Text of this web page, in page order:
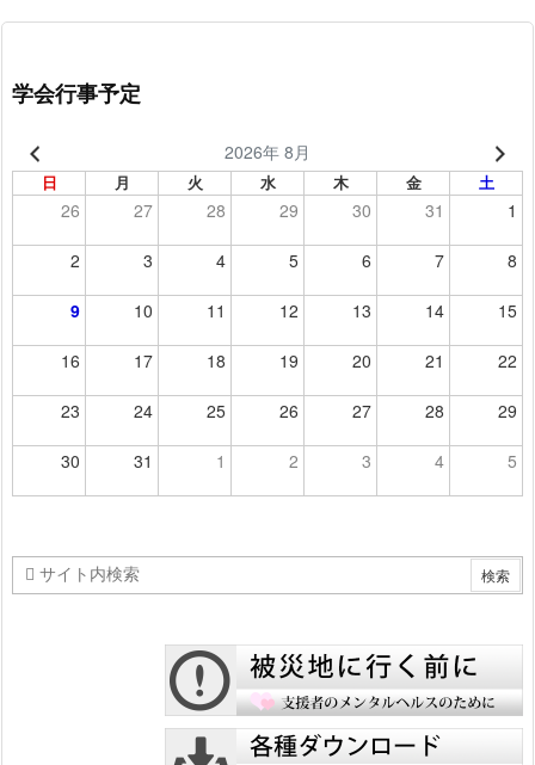
学会行事予定
2026年 8月
日 月 火 水 木 金 土
26 27 28 29 30 31 1
2 3 4 5 6 7 8
9 10 11 12 13 14 15
16 17 18 19 20 21 22
23 24 25 26 27 28 29
30 31 1 2 3 4 5